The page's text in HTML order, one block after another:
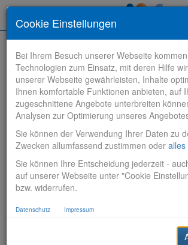
Stelle finden
Vertriebsbank
Produktionsbank
Sonstiges
Cookie Einstellungen
Bei Ihrem Besuch unserer Webseite
Technologien zum Einsatz, mit deren Hilfe
unserer Webseite gewährleisten, Inhalte
Ihnen komfortable Funktionen anbieten, auf
zugeschnittene Angebote unterbreiten
Analysen zur Optimierung unseres
Sie können der Verwendung Ihrer Daten zu
Zwecken allumfassend zustimmen oder alles
Sie können Ihre Entscheidung jederzeit -
auf unserer Webseite unter "Cookie
bzw. widerrufen.
Datenschutz Impressum